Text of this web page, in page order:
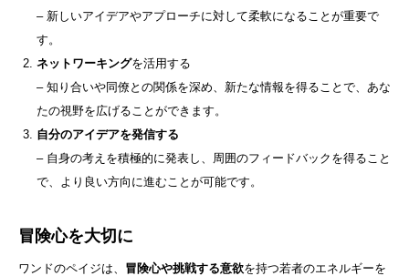
– 新しいアイデアやアプローチに対して柔軟になることが重要で
す。
ネットワーキングを活用する
– 知り合いや同僚との関係を深め、新たな情報を得ることで、あな
たの視野を広げることができます。
自分のアイデアを発信する
– 自身の考えを積極的に発表し、周囲のフィードバックを得ること
で、より良い方向に進むことが可能です。
冒険心を大切に
ワンドのペイジは、 冒険心や挑戦する意欲を持つ若者のエネルギーを